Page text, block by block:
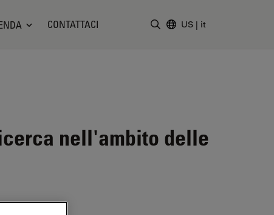
CONTATTACI US | it
nell'ambito delle